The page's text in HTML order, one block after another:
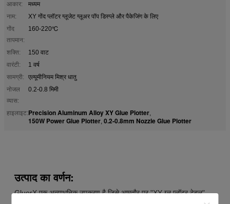
आकार:
मध्यम
नाम:
XY गोंद प्लॉटर ग्लूजेट ग्लूअर पॉप डिस्प्ले और पैकेजिंग के लिए
गोंद
तापमान:
160-220℃
शक्ति:
150 वाट
वारंटी:
1 वर्ष
सामग्री:
एल्यूमीनियम मिश्र धातु
नोजल
व्यास:
0.2-0.8 मिमी
हाइलाइट:Precision Aluminum Alloy XY Glue Plotter,
150W Power Glue Plotter, 0.2-0.8mm Nozzle Glue Plotter
उत्पाद का वर्णन:
GluerX एक अत्याधुनिक उपकरण है जिसे आमतौर पर "XY ग्लू प्लॉटर टेबल",
"CNC ग्लूयर" या "ग्लूइंग टेबल" के रूप में जाना जाता है। इसके अनूठे डिजाइन